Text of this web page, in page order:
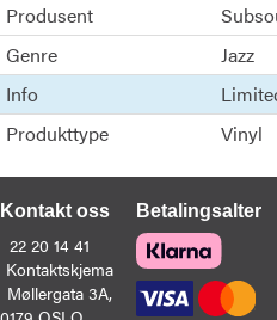
Produsent
Genre
Jazz
Info
Produkttype
Vinyl
Kontakt oss
22 20 14 41
Kontaktskjema
Møllergata 3A,